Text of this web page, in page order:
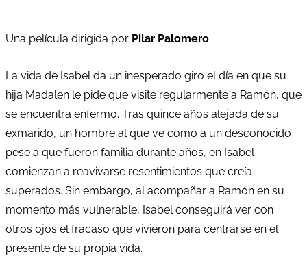
Una película dirigida por Pilar Palomero
La vida de Isabel da un inesperado giro el día en que su
hija Madalen le pide que visite regularmente a Ramón, que
se encuentra enfermo. Tras quince años alejada de su
exmarido, un hombre al que ve como a un desconocido
pese a que fueron familia durante años, en Isabel
comienzan a reavivarse resentimientos que creía
superados. Sin embargo, al acompañar a Ramón en su
momento más vulnerable, Isabel conseguirá ver con
otros ojos el fracaso que vivieron para centrarse en el
presente de su propia vida.